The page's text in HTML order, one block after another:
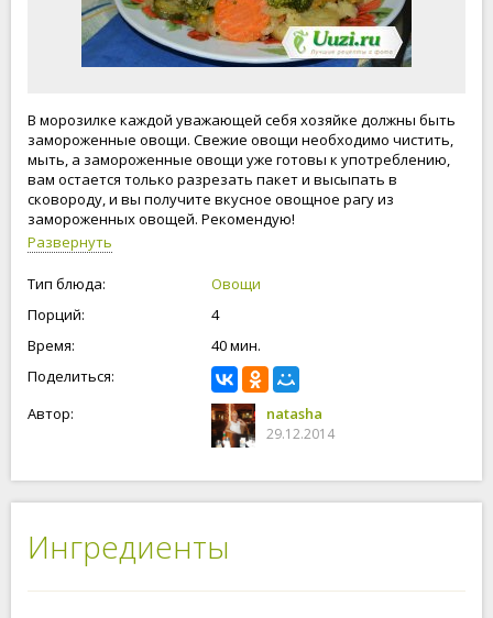
В морозилке каждой уважающей себя хозяйке должны быть
замороженные овощи. Свежие овощи необходимо чистить,
мыть, а замороженные овощи уже готовы к употреблению,
вам остается только разрезать пакет и высыпать в
сковороду, и вы получите вкусное овощное рагу из
замороженных овощей. Рекомендую!
Развернуть
Тип блюда:
Овощи
Порций:
4
Время:
40 мин.
Поделиться:
Автор:
natasha
29.12.2014
Ингредиенты